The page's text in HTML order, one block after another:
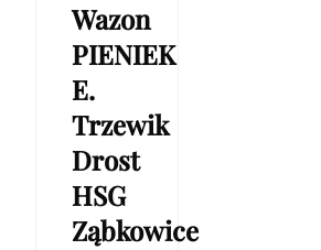
Wazon
PIENIEK
E.
Trzewik
Drost
HSG
Ząbkowice